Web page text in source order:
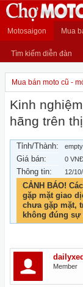
Motosaigon Mua
Tìm kiếm diễn đàn
Mua bán moto cũ -
Kinh
hãng trên
Tỉnh/Thành: empty
Giá bán: 0
Thông tin: 12/
CẢNH BÁO!
gặp mặt giao
chưa gặp mặt,
không đúng sự
Member